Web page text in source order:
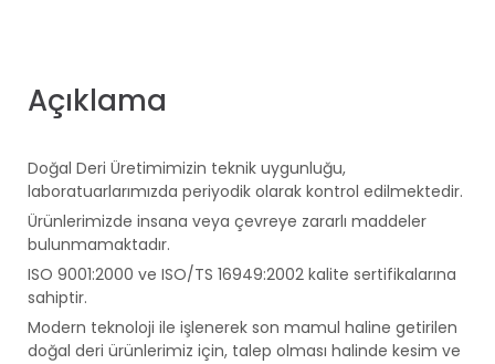
Açıklama
Doğal Deri Üretimimizin teknik uygunluğu,
laboratuarlarımızda periyodik olarak kontrol edilmektedir.
Ürünlerimizde insana veya çevreye zararlı maddeler
bulunmamaktadır.
ISO 9001:2000 ve ISO/TS 16949:2002 kalite sertifikalarına
sahiptir.
Modern teknoloji ile işlenerek son mamul haline getirilen
doğal deri ürünlerimiz için, talep olması halinde kesim ve